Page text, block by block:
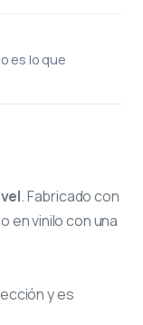
es lo que
. Fabricado con
en vinilo con una
y es